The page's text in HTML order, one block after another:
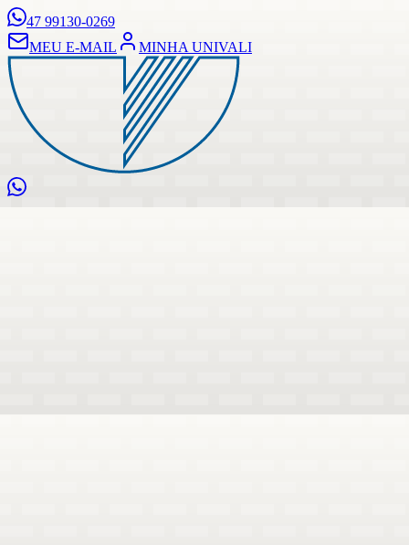
47 99130-0269
MEU E-MAIL
MINHA UNIVALI